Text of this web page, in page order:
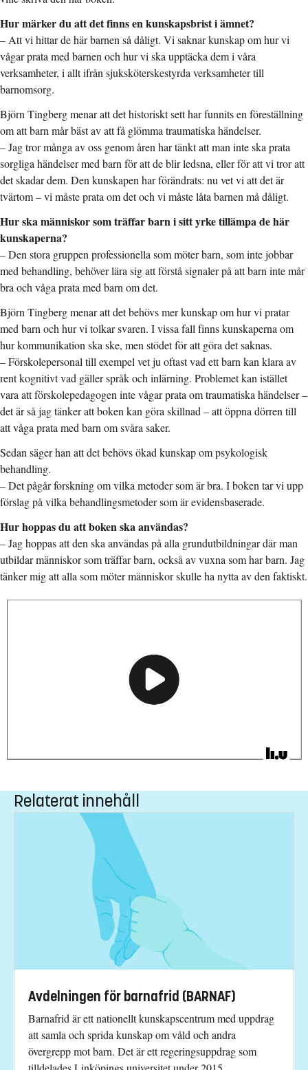
Hur märker du att det finns en kunskapsbrist i ämnet?
– Att vi hittar de här barnen så dåligt. Vi saknar kunskap om hur vi
vågar prata med barnen och hur vi ska upptäcka dem i våra
verksamheter, i allt ifrån sjuksköterskestyrda verksamheter till
barnomsorg.
Björn Tingberg menar att det historiskt sett har funnits en föreställning
om att barn mår bäst av att få glömma traumatiska händelser.
– Jag tror många av oss genom åren har tänkt att man inte ska prata
sorgliga händelser med barn för att de blir ledsna, eller för att vi tror att
det skadar dem. Den kunskapen har förändrats: nu vet vi att det är
tvärtom – vi måste prata om det och vi måste låta barnen må dåligt.
Hur ska människor som träffar barn i sitt yrke tillämpa de här
kunskaperna?
– Den stora gruppen professionella som möter barn, som inte jobbar
med behandling, behöver lära sig att förstå signaler på att barn inte mår
bra och våga prata med barn om det.
Björn Tingberg menar att det behövs mer kunskap om hur vi pratar
med barn och hur vi tolkar svaren. I vissa fall finns kunskaperna om
hur kommunikation ska ske, men stödet för att göra det saknas.
– Förskolepersonal till exempel vet ju oftast vad ett barn kan klara av
rent kognitivt vad gäller språk och inlärning. Problemet kan istället
vara att förskolepedagogen inte vågar prata om traumatiska händelser –
det är så jag tänker att boken kan göra skillnad – att öppna dörren till
att våga prata med barn om svåra saker.
Sedan säger han att det behövs ökad kunskap om psykologisk
behandling.
– Det pågår forskning om vilka metoder som är bra. I boken tar vi upp
förslag på vilka behandlingsmetoder som är evidensbaserade.
Hur hoppas du att boken ska användas?
– Jag hoppas att den ska användas på alla grundutbildningar där man
utbildar människor som träffar barn, också av vuxna som har barn. Jag
tänker mig att alla som möter människor skulle ha nytta av den faktiskt.
Relaterat innehåll
Avdelningen för barnafrid (BARNAF)
Barnafrid är ett nationellt kunskapscentrum med uppdrag
att samla och sprida kunskap om våld och andra
övergrepp mot barn. Det är ett regeringsuppdrag som